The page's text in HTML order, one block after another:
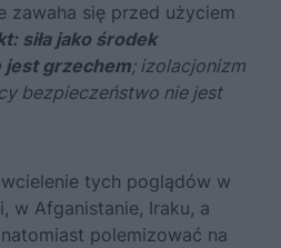
zawaha się przed użyciem
siła jako środek
jest grzechem; izolacjonizm
bezpieczeństwo nie jest
wcielenie tych poglądów w
w Afganistanie, Iraku, a
polemizować na